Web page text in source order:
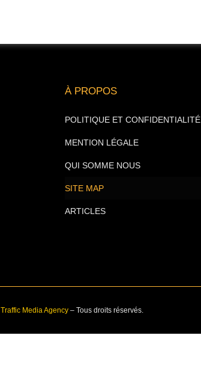
À PROPOS
POLITIQUE ET CONFIDENTIALITÉ
MENTION LÉGALE
QUI SOMME NOUS
SITE MAP
ARTICLES
Traffic Media Agency– Tous droits réservés.